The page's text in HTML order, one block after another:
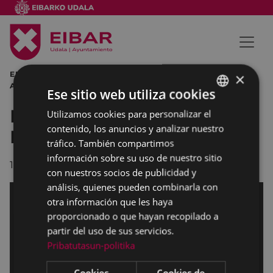
EIBARKO UMIEN KUADERNUA AYUNTAMIENTO DE EIBAR
ATXIA MOTXIA EGO IBARRA EIBAR
Presentación Atxia Motxia.
Eibarko Umien Kuadernua.
11/12/2014
BASQUE
SPANISH
×
Ese sitio web utiliza cookies
Utilizamos cookies para personalizar el
contenido, los anuncios y analizar nuestro
tráfico. También compartimos
información sobre su uso de nuestro sitio
con nuestros socios de publicidad y
análisis, quienes pueden combinarla con
otra información que les haya
proporcionado o que hayan recopilado a
partir del uso de sus servicios.
Pribatutasun-politika